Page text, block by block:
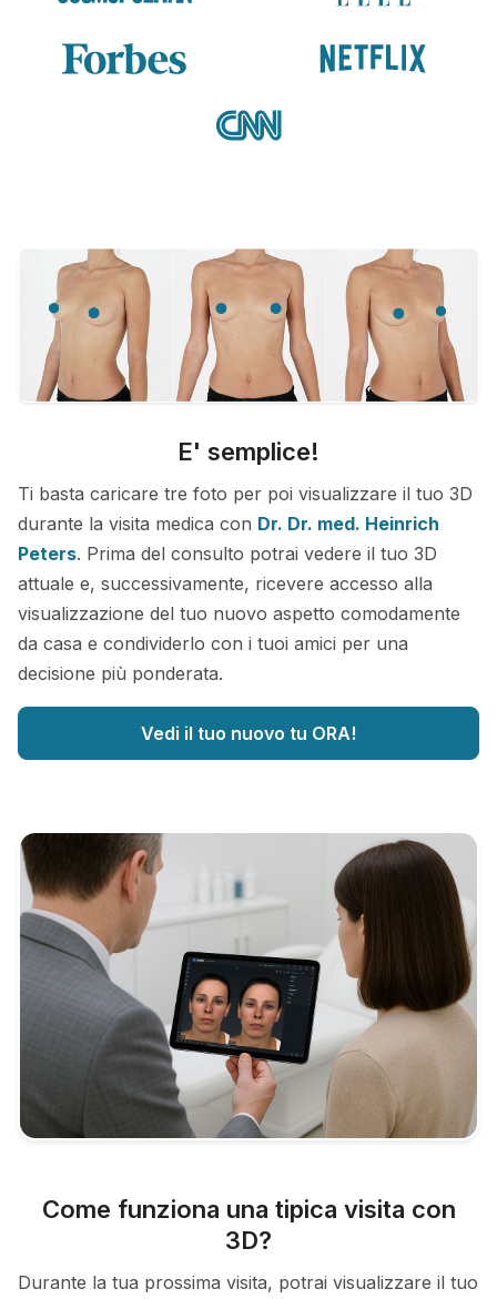
E' semplice!
Ti basta caricare tre foto per poi visualizzare il tuo 3D
durante la visita medica con Dr. Dr. med. Heinrich
Peters. Prima del consulto potrai vedere il tuo 3D
attuale e, successivamente, ricevere accesso alla
visualizzazione del tuo nuovo aspetto comodamente
da casa e condividerlo con i tuoi amici per una
decisione più ponderata.
Vedi il tuo nuovo tu ORA!
Come funziona una tipica visita con
3D?
Durante la tua prossima visita, potrai visualizzare il tuo